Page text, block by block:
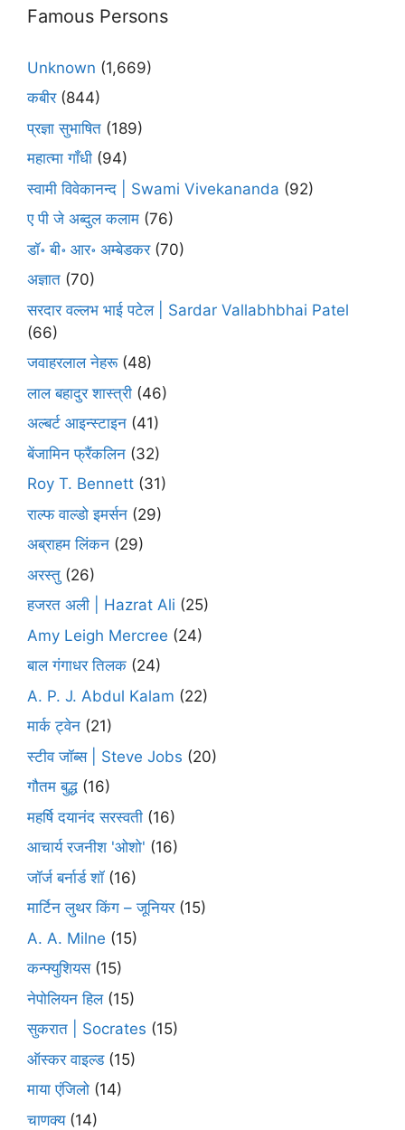
Famous Persons
Unknown (1,669)
कबीर(844)
प्रज्ञा सुभाषित (189)
महात्मा गाँधी (94)
स्वामी विवेकानन्द | Swami Vivekananda (92)
ए पी जे अब्दुल कलाम (76)
डॉ॰ बी॰ आर॰ अम्बेडकर(70)
अज्ञात (70)
सरदार वल्लभ भाई पटेल | Sardar Vallabhbhai Patel
(66)
जवाहरलाल नेहरू(48)
लाल बहादुर शास्त्री (46)
अल्बर्ट आइन्स्टाइन (41)
बेंजामिन फ्रैंकलिन (32)
Roy T. Bennett (31)
राल्फ वाल्डो इमर्सन (29)
अब्राहम लिंकन (29)
अरस्तु (26)
हजरत अली | Hazrat Ali (25)
Amy Leigh Mercree (24)
बाल गंगाधर तिलक (24)
A. P. J. Abdul Kalam (22)
मार्क ट्वेन (21)
स्टीव जॉब्स | Steve Jobs (20)
गौतम बुद्ध (16)
महर्षि दयानंद सरस्वती (16)
आचार्य रजनीश 'ओशो' (16)
जॉर्ज बर्नार्ड शॉ(16)
मार्टिन लुथर किंग – जूनियर(15)
A. A. Milne (15)
कन्फ्युशियस(15)
नेपोलियन हिल(15)
सुकरात | Socrates (15)
ऑस्कर वाइल्ड(15)
माया एंजिलो (14)
चाणक्य(14)